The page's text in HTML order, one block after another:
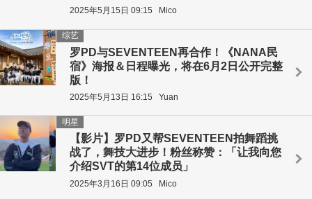
2025年5月15日 09:15 Mico
罗PD与SEVENTEEN再合作！《NANA民
宿》海报＆日程曝光，将在6月2日公开完整
版！
综艺
2025年5月13日 16:15 Yuan
【影片】罗PD又帮SEVENTEEN拍舞蹈挑
战了，舞技大进步！粉丝称赞：「让我向您
介绍SVT的第14位成员」
明星
2025年3月16日 09:05 Mico